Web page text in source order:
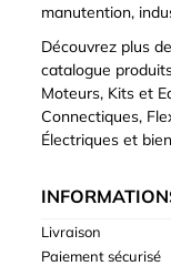
manutention,
Découvrez plus
catalogue
Moteurs, Kits et
Connectiques,
Électriques et
Livraison
Paiement sécurisé